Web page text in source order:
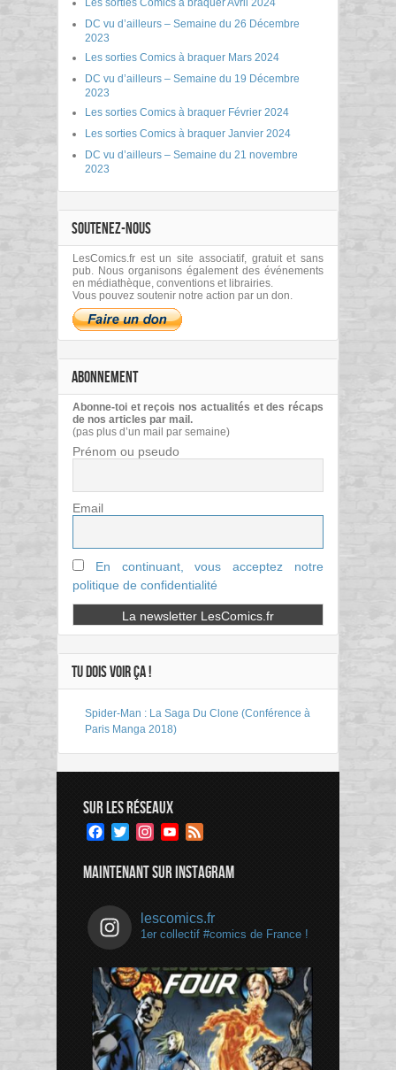
Les sorties Comics à braquer Avril 2024
DC vu d’ailleurs – Semaine du 26 Décembre
2023
Les sorties Comics à braquer Mars 2024
DC vu d’ailleurs – Semaine du 19 Décembre
2023
Les sorties Comics à braquer Février 2024
Les sorties Comics à braquer Janvier 2024
DC vu d’ailleurs – Semaine du 21 novembre
2023
SOUTENEZ-NOUS
LesComics.fr est un site associatif, gratuit et sans
pub. Nous organisons également des événements
en médiathèque, conventions et librairies.
Vous pouvez soutenir notre action par un don.
ABONNEMENT
Abonne-toi et reçois nos actualités et des récaps
de nos articles par mail.
(pas plus d’un mail par semaine)
Prénom ou pseudo
Email
En continuant, vous acceptez notre
politique de confidentialité
TU DOIS VOIR ÇA !
Spider-Man : La Saga Du Clone (Conférence à
Paris Manga 2018)
SUR LES RÉSEAUX
Facebook
TwitterInstagramYouTube
MAINTENANT SUR INSTAGRAM
lescomics.fr
1er collectif #comics de France !